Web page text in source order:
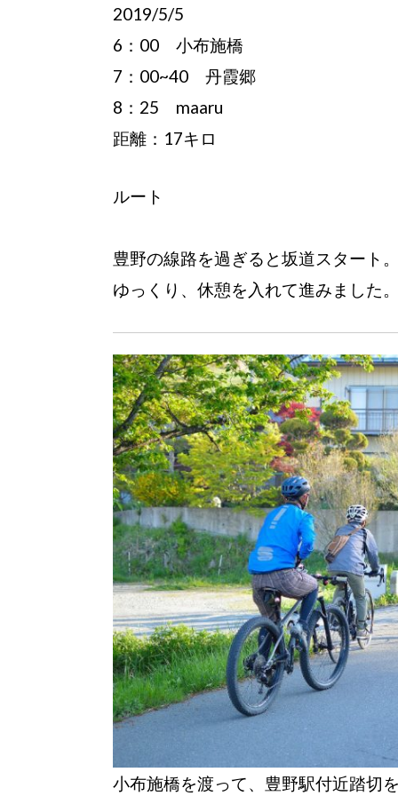
2019/5/5
6：00 小布施橋
7：00~40 丹霞郷
8：25 maaru
距離：17キロ
ルート
豊野の線路を過ぎると坂道スタート
ゆっくり、休憩を入れて進みました
小布施橋を渡って、豊野駅付近踏切